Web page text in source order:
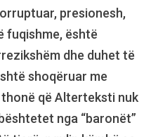
presionesh,
fuqishme, është
dhe duhet të
shoqëruar me
që Alterteksti nuk
nga “baronët”